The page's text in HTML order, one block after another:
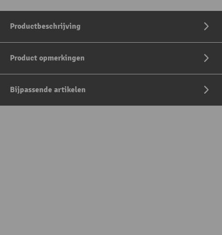
Productbeschrijving
Product opmerkingen
Bijpassende artikelen